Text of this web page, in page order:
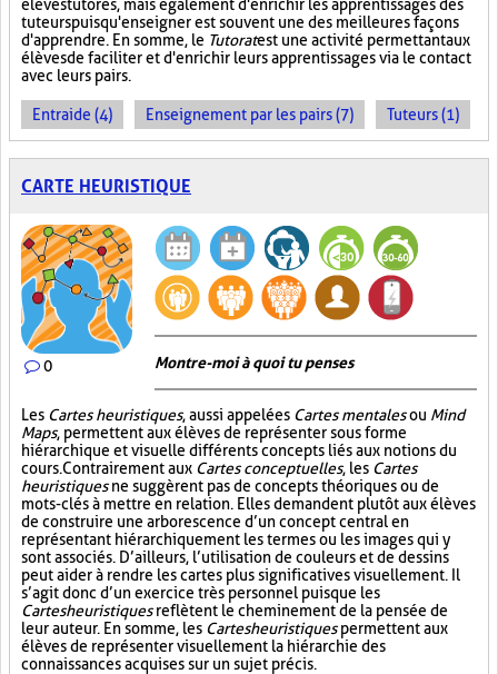
élèves tutorés, mais également d'enrichir les apprentissages des
tuteurs puisqu'enseigner est souvent une des meilleures façons
d'apprendre. En somme, le Tutoratest une activité permettant aux
élèves de faciliter et d'enrichir leurs apprentissages via le contact
avec leurs pairs.
Entraide (4) Enseignement par les pairs (7) Tuteurs (1)
CARTE HEURISTIQUE
0 Montre-moi à quoi tu penses
Les Cartes heuristiques, aussi appelées Cartes mentalesou Mind
Maps, permettent aux élèves de représenter sous forme
hiérarchique et visuelle différents concepts liés aux notions du
cours. Contrairement aux Cartes conceptuelles, les Cartes
heuristiquesne suggèrent pas de concepts théoriques ou de
mots-clés à mettre en relation. Elles demandent plutôt aux élèves
de construire une arborescence d’un concept central en
représentant hiérarchiquement les termes ou les images qui y
sont associés. D’ailleurs, l’utilisation de couleurs et de dessins
peut aider à rendre les cartes plus significatives visuellement. Il
s’agit donc d’un exercice très personnel puisque les
Cartes heuristiquesreflètent le cheminement de la pensée de
leur auteur. En somme, les Cartes heuristiquespermettent aux
élèves de représenter visuellement la hiérarchie des
connaissances acquises sur un sujet précis.